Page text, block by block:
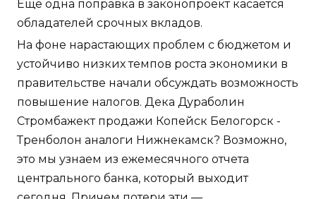
Еще одна поправка в законопроект касается
обладателей срочных вкладов.
На фоне нарастающих проблем с бюджетом и
устойчиво низких темпов роста экономики в
правительстве начали обсуждать возможность
повышение налогов. Дека Дураболин
Стромбажект продажи Копейск Белогорск -
Тренболон аналоги Нижнекамск? Возможно,
это мы узнаем из ежемесячного отчета
центрального банка, который выходит